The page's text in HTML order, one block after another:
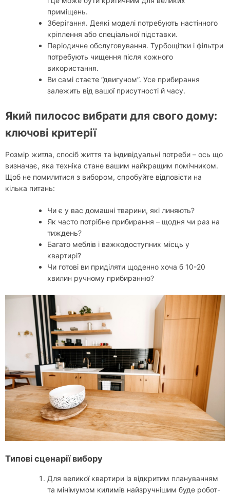
приміщень.
Зберігання. Деякі моделі потребують настінного
кріплення або спеціальної підставки.
Періодичне обслуговування. Турбощітки і фільтри
потребують чищення після кожного
використання.
Ви самі стаєте “двигуном”. Усе прибирання
залежить від вашої присутності й часу.
Який пилосос вибрати для свого дому:
ключові критерії
Розмір житла, спосіб життя та індивідуальні потреби – ось що
визначає, яка техніка стане вашим найкращим помічником.
Щоб не помилитися з вибором, спробуйте відповісти на
кілька питань:
Чи є у вас домашні тварини, які линяють?
Як часто потрібне прибирання – щодня чи раз на
тиждень?
Багато меблів і важкодоступних місць у
квартирі?
Чи готові ви приділяти щоденно хоча б 10-20
хвилин ручному прибиранню?
Типові сценарії вибору
Для великої квартири із відкритим плануванням
та мінімумом килимів найзручнішим буде робот-